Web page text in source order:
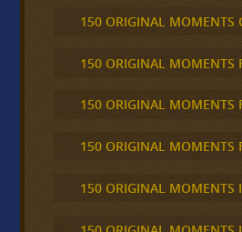
150 ORIGINAL MOMENTS
150 ORIGINAL MOMENTS
150 ORIGINAL MOMENTS
150 ORIGINAL MOMENTS
150 ORIGINAL MOMENTS